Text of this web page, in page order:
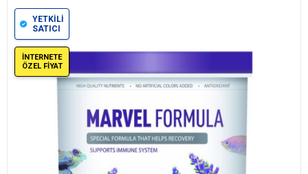
YETKİLİ
SATICI
İNTERNETE
ÖZEL FİYAT